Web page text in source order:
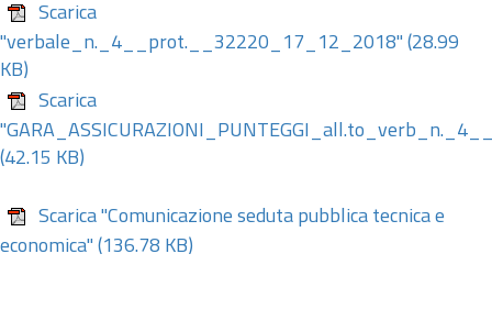
Scarica
"verbale_n._4__prot.__32220_17_12_2018" (28.99
KB)
Scarica
(42.15 KB)
Scarica "Comunicazione seduta pubblica tecnica e
economica" (136.78 KB)